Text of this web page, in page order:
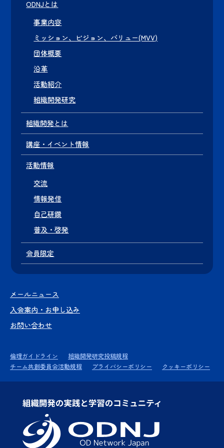
ODNJとは
事業内容
ミッション、ビジョン、バリュー(MVV)
団体概要
沿革
活動紹介
組織開発研究
組織開発とは
講座・イベント情報
活動情報
交流
情報発信
自己研鑽
普及・啓発
会員限定
メールニュース
入会案内・お申し込み
お問い合わせ
倫理ガイドライン
組織開発研究投稿規程
チーム共創委員会活動規程
プライバシーポリシー クッキーポリシー